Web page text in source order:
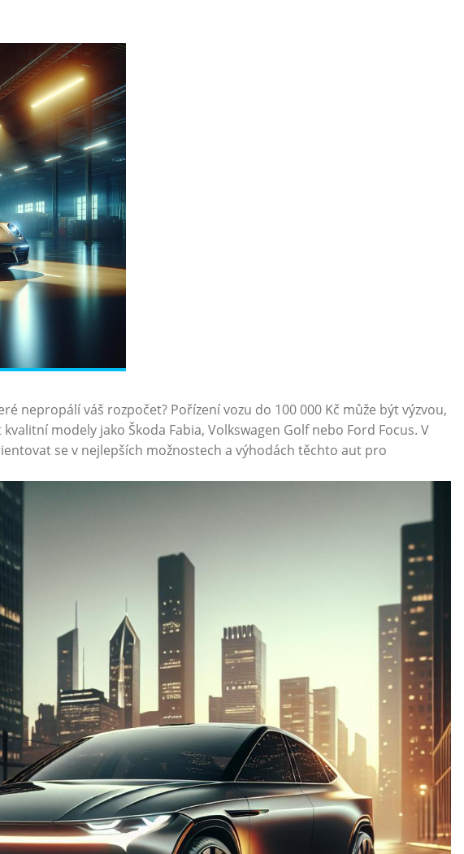
nepropálí váš rozpočet? Pořízení vozu do 100 000 Kč může být výzvou,
modely jako Škoda Fabia, Volkswagen Golf nebo Ford Focus. V
se v nejlepších možnostech a výhodách těchto aut pro